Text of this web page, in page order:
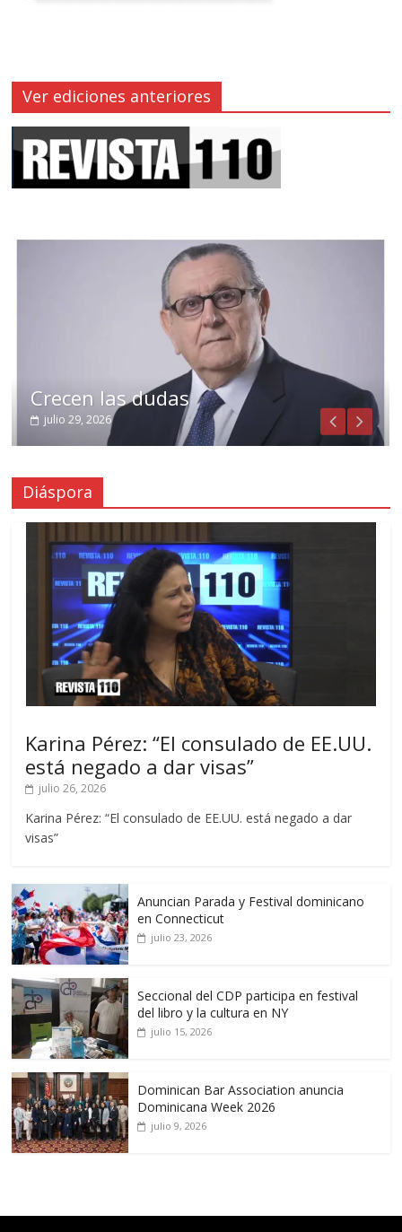
Ver ediciones anteriores
Crecen las dudas
julio 29, 2026
Diáspora
Karina Pérez: “El consulado de EE.UU.
está negado a dar visas”
julio 26, 2026
Karina Pérez: “El consulado de EE.UU. está negado a dar
visas”
Anuncian Parada y Festival dominicano
en Connecticut
julio 23, 2026
Seccional del CDP participa en festival
del libro y la cultura en NY
julio 15, 2026
Dominican Bar Association anuncia
Dominicana Week 2026
julio 9, 2026